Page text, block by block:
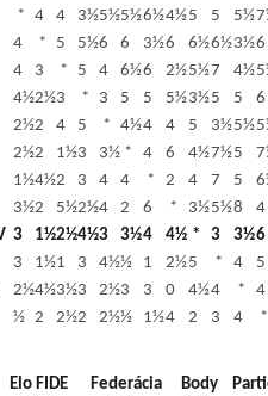
* 4 4 3½5½5½6½4½5 5 5½
4 * 5 5½6 6 3½6 6½6½3½6
4 3 * 5 4 6½6 2½5½7 4½
4½2½3 * 3 5 5 5½3½5 5
6
2½2 4 5 * 4½4 4 5 3½5½
2½2 1½3 3½ * 4 6 4½7½5
1½4½2 3 4 4 * 2 4 7 5
3½2 5½2½4 2 6 * 3½5½8
4
3 1½2½4½3 3½4 4½ * 3 3½6
3 1½1 3 4½½ 1 2½5 * 4
5
2½4½3½3 2½3 3 0 4½4 *
4
½ 2 2½2 2½½ 1½4 2 3 4
Elo FIDE Federácia Body